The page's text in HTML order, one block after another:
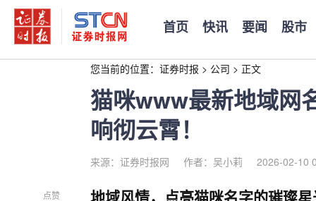
首页 快讯 要闻 股市
您当前的位置： 证券时报 > 公司 > 正文
猫咪www最新地域网
响彻云霄！
来源：证券时报网 作者：吴小莉 2026-02-10
点赞